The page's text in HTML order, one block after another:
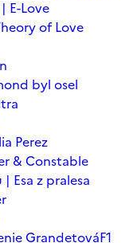
E-Love
of Love
byl osel
Perez
& Constable
Esa z pralesa
GrandetováF1